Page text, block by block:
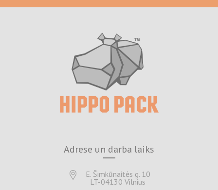
Adrese un darba laiks
E. Šimkūnaitės g. 10
LT-04130 Vilnius